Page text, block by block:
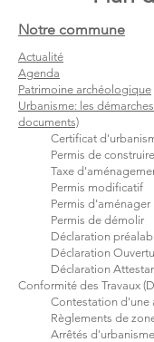
Notre commune
Actualité
Agenda
Patrimoine archéologique
Urbanisme: les
documents)
Certificat
Permis de construire
Taxe
Permis modificatif
Permis d'aménager
Permis de démolir
Déclaration
Déclaration
Déclaration Attestant
Conformité des Travaux
Contestation d'une
Règlements de
Arrêtés d'urbanisme